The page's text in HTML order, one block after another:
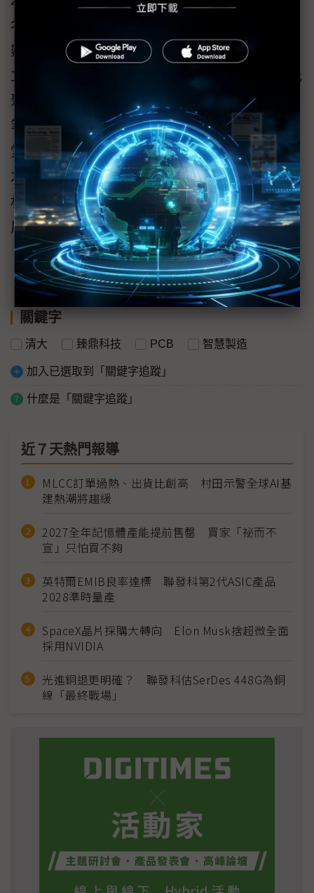
名第35名、製造業最賺錢公司第28名。員工總
數36,000餘人。「臻鼎清華聯合研究中心」成
立於109年10月，計劃5年內投入至少5,000萬元
聚焦在PCB智慧製造、先進製程、材料及設備
等領域的研發與創新；同時創辦「臻鼎科技講
堂」，作為產學合作成果交流、人才培育與人
才招募平台。中心目前已有工業工程、化工、
材料、動機等跨科系的多項產學合作研究計畫
展開中。
關鍵字
清大 臻鼎科技 PCB 智慧製造
加入已選取到「關鍵字追蹤」
什麼是「關鍵字追蹤」
近７天熱門報導
MLCC訂單過熱、出貨比創高 村田示警全球AI基
建熱潮將趨緩
2027全年記憶體產能提前售罄 買家「祕而不
宣」只怕買不夠
英特爾EMIB良率達標 聯發科第2代ASIC產品
2028準時量產
SpaceX晶片採購大轉向 Elon Musk捨超微全面
採用NVIDIA
光進銅退更明確？ 聯發科估SerDes 448G為銅
線「最終戰場」